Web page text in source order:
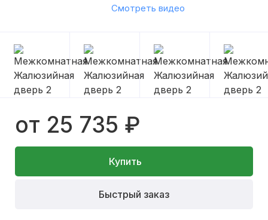
Смотреть видео
от 25 735 ₽
Купить
Быстрый заказ